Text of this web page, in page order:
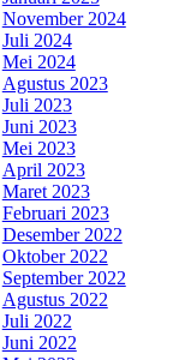
November 2024
Juli 2024
Mei 2024
Agustus 2023
Juli 2023
Juni 2023
Mei 2023
April 2023
Maret 2023
Februari 2023
Desember 2022
Oktober 2022
September 2022
Agustus 2022
Juli 2022
Juni 2022